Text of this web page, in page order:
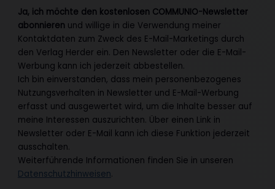
Ja, ich möchte den kostenlosen COMMUNIO-Newsletter
abonnieren und willige in die Verwendung meiner
Kontaktdaten zum Zweck des E-Mail-Marketings durch
den Verlag Herder ein. Den Newsletter oder die E-Mail-
Werbung kann ich jederzeit abbestellen.
Ich bin einverstanden, dass mein personenbezogenes
Nutzungsverhalten in Newsletter und E-Mail-Werbung
erfasst und ausgewertet wird, um die Inhalte besser auf
meine Interessen auszurichten. Über einen Link in
Newsletter oder E-Mail kann ich diese Funktion jederzeit
ausschalten.
Weiterführende Informationen finden Sie in unseren
Datenschutzhinweisen.